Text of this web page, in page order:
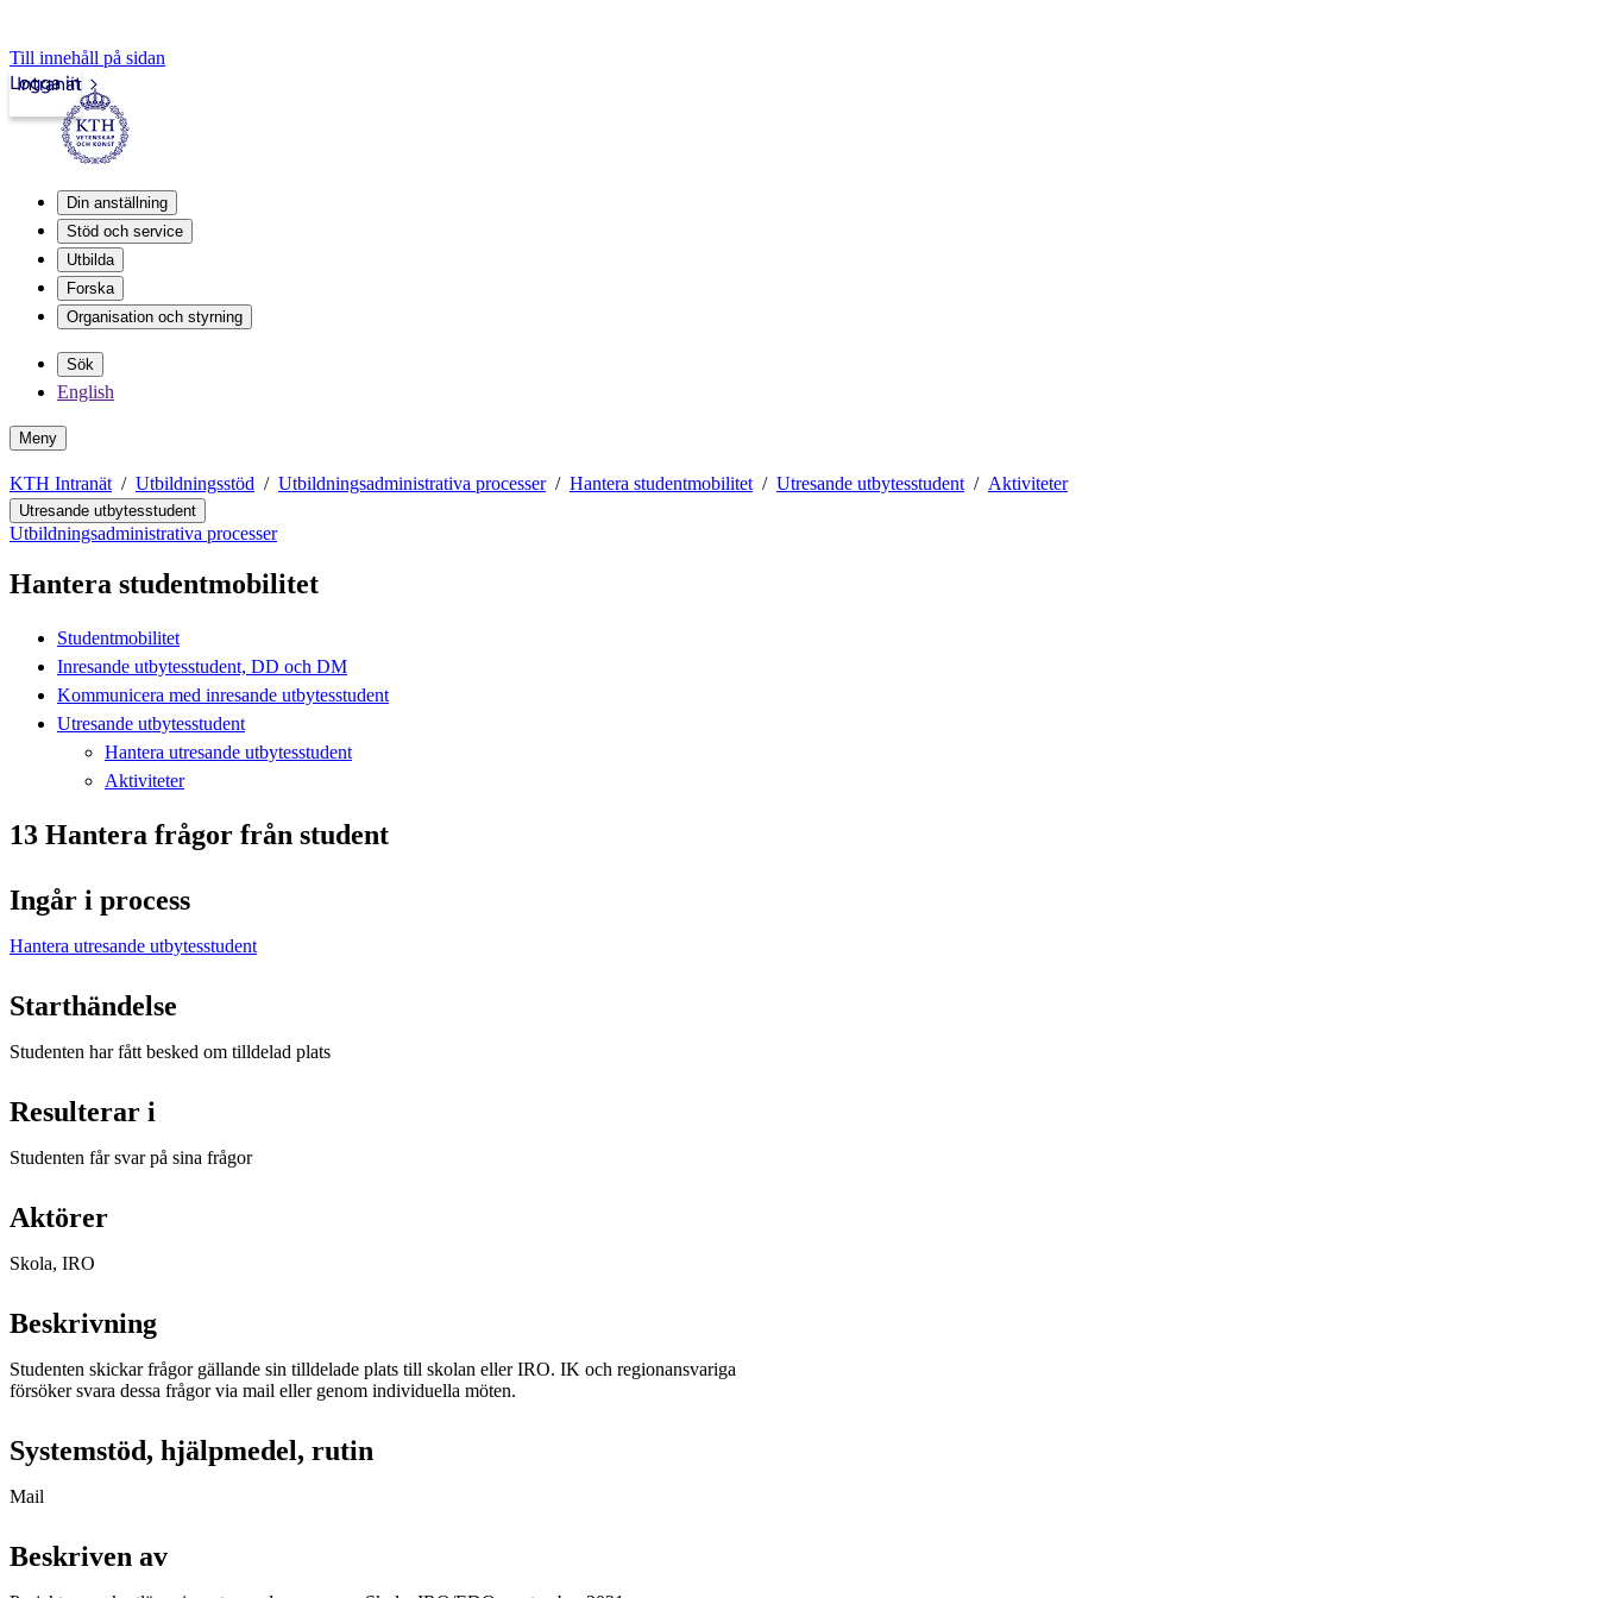
Till innehåll på sidan
Intranät
Logga in
Din anställning
Stöd och service
Utbilda
Forska
Organisation och styrning
Sök
English
Meny
KTH Intranät Utbildningsstöd Utbildningsadministrativa processer Hantera studentmobilitet Utresande utbytesstudent Aktiviteter
Utresande utbytesstudent
Utbildningsadministrativa processer
Hantera studentmobilitet
Studentmobilitet
Inresande utbytesstudent, DD och DM
Kommunicera med inresande utbytesstudent
Utresande utbytesstudent
Hantera utresande utbytesstudent
Aktiviteter
13 Hantera frågor från student
Ingår i process
Hantera utresande utbytesstudent
Starthändelse
Studenten har fått besked om tilldelad plats
Resulterar i
Studenten får svar på sina frågor
Aktörer
Skola, IRO
Beskrivning
Studenten skickar frågor gällande sin tilldelade plats till skolan eller IRO. IK och regionansvariga
försöker svara dessa frågor via mail eller genom individuella möten.
Systemstöd, hjälpmedel, rutin
Mail
Beskriven av